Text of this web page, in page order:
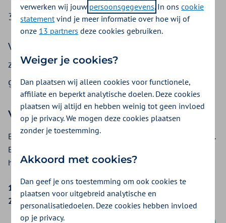
3 voorbeelden van situaties.
Vanaf 2026 vervalt de selectiviteit voor
ziekenhuiszorg. De informatie op deze pagina
geldt nog wel voor behandelingen in 2025.
Voorbeeld 1
Een patiënt met een selectieve polis komt bij uw ziekenhuis.
Er is sprake van een uitzondering, waardoor de patiënt recht
heeft op volledige vergoeding van de behandeling.
Bart komt bij uw ziekenhuis.
Uw ziekenhuis checkt op
verzekeringsrecht (COV-check) en ziet dat
verwerken wij jouw persoonsgegevens. In onscookie
statementvind je meer informatie over hoe wij of
onze 13 partners deze cookies gebruiken.
Weiger je cookies?
Dan plaatsen wij alleen cookies voor functionele,
affiliate en beperkt analytische doelen. Deze cookies
plaatsen wij altijd en hebben weinig tot geen invloed
op je privacy. We mogen deze cookies plaatsen
zonder je toestemming.
Akkoord met cookies?
Dan geef je ons toestemming om ook cookies te
plaatsen voor uitgebreid analytische en
personalisatiedoelen. Deze cookies hebben invloed
op je privacy.